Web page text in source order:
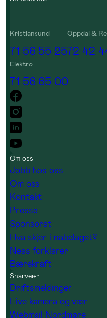
Kristiansund
71 56 55 25
Oppdal &
72 42
Elektro
71 56 65 00
Om oss
Jobb hos oss
Om oss
Kontakt
Presse
Sponsorat
Hva skjer i nabolaget?
Neas forklarer
Bærekraft
Snarveier
Driftsmeldinger
Live kamera og vær
Webmail Nordmøre